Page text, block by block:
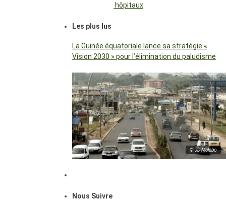
hôpitaux
Les plus lus
La Guinée équatoriale lance sa stratégie «
Vision 2030 » pour l’élimination du paludisme
© JD Malabo
Nous Suivre